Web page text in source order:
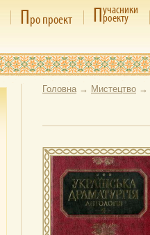
Про проект Пучасники
роекту
Головна → Мистецтво →